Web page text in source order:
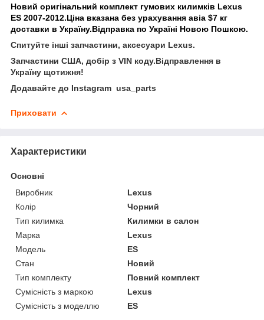
Новий оригінальний комплект гумових килимків Lexus
ES 2007-2012.Ціна вказана без урахування авіа $7 кг
доставки в Україну.Відправка по Україні Новою Пошкою.
Спитуйте інші запчастини, аксесуари Lexus.
Запчастини США, добір з VIN коду.Відправлення в
Україну щотижня!
Додавайте до Instagram usa_parts
Приховати
Характеристики
Основні
Виробник
Lexus
Колір
Чорний
Тип килимка
Килимки в салон
Марка
Lexus
Модель
ES
Стан
Новий
Тип комплекту
Повний комплект
Сумісність з маркою
Lexus
Сумісність з моделлю
ES